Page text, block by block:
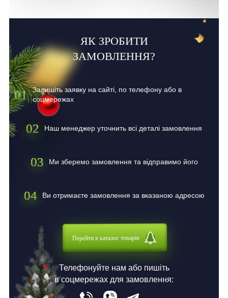
ЯК ЗРОБИТИ
ЗАМОВЛЕННЯ?
01
Залишіть заявку на сайті, по телефону або в
соцмережах
02 Наш менеджер уточнить всі деталі замовлення
03 Ми зберемо замовлення та відправимо його
04 Ви отримаєте замовлення за вказаною адресою
Перейти в каталог товарів
Телефонуйте нам або пишіть
в соцмережах для замовлення: